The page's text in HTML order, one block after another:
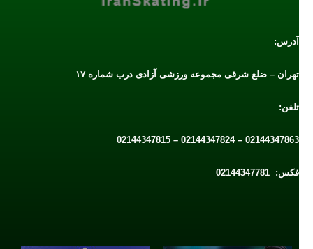
آدرس:
تهران – ضلع شرقی مجموعه ورزشی آزادی درب شماره ۱۷
تلفن:
02144347863 – 02144347824 – 02144347815
فکس: 02144347781